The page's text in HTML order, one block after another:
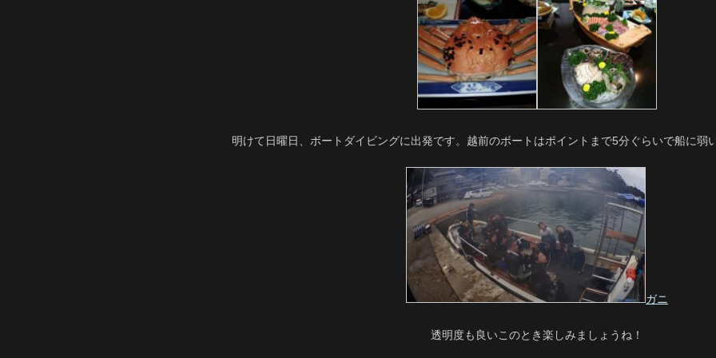
明けて日曜日、ボートダイビングに出発です。越前のボートはポイントまで5分ぐらいで船に弱
ガニ
透明度も良いこのとき楽しみましょうね！